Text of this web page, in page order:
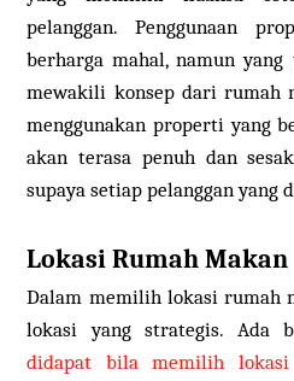
pelanggan. Penggunaan
berharga mahal, namun
mewakili konsep dari rumah
menggunakan properti yang
akan terasa penuh dan
supaya setiap pelanggan yang
Lokasi Rumah Makan
Dalam memilih lokasi rumah
lokasi yang strategis. Ada
didapat bila memilih